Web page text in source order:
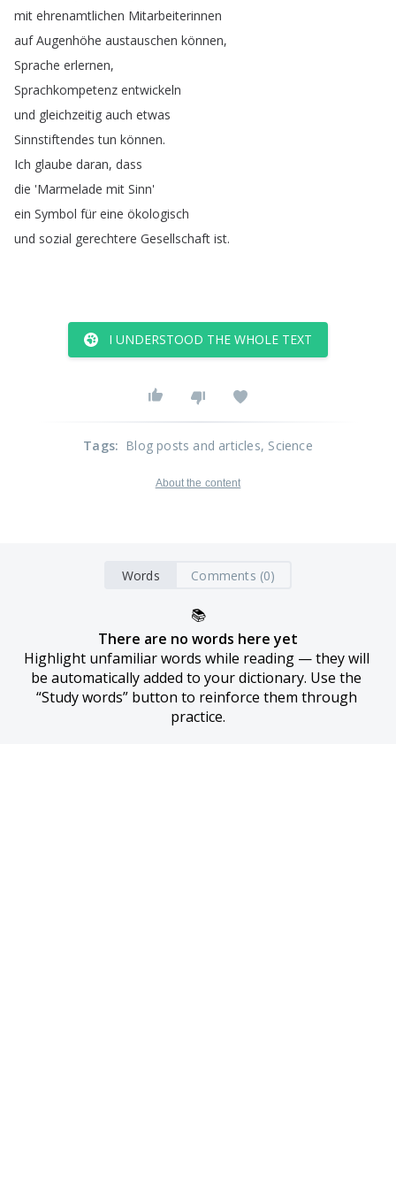
mit ehrenamtlichen Mitarbeiterinnen
auf Augenhöhe austauschen können,
Sprache erlernen,
Sprachkompetenz entwickeln
und gleichzeitig auch etwas
Sinnstiftendes tun können.
Ich glaube daran, dass
die 'Marmelade mit Sinn'
ein Symbol für eine ökologisch
und sozial gerechtere Gesellschaft ist.
I UNDERSTOOD THE WHOLE TEXT
Tags: Blog posts and articles, Science
About the content
Words Comments (0)
📚
There are no words here yet
Highlight unfamiliar words while reading — they will
be automatically added to your dictionary. Use the
“Study words” button to reinforce them through
practice.